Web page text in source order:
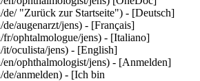
"Zurück zur Startseite") - [Deutsch]
augenarzt/jens) - [Français]
ophtalmologue/jens) - [Italiano]
oculista/jens) - [English]
ophthalmologist/jens) - [Anmelden]
anmelden) - [Ich bin